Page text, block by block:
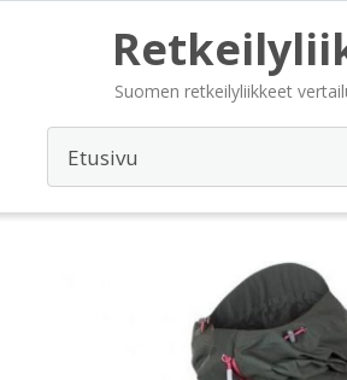
Suomen retkeilyliikkeet